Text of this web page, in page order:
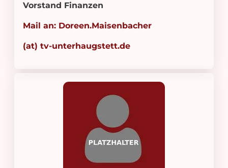
Vorstand Finanzen
Mail an: Doreen.Maisenbacher
(at) tv-unterhaugstett.de